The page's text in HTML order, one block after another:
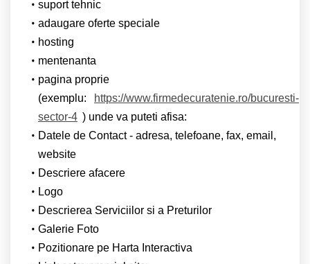
suport tehnic
adaugare oferte speciale
hosting
mentenanta
pagina proprie
(exemplu:
https://www.firmedecuratenie.ro/bucuresti-
sector-4 ) unde va puteti afisa:
Datele de Contact - adresa, telefoane, fax, email,
website
Descriere afacere
Logo
Descrierea Serviciilor si a Preturilor
Galerie Foto
Pozitionare pe Harta Interactiva